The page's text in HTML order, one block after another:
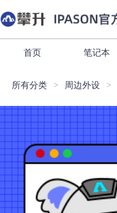
首页 笔记本
所有分类 周边外设